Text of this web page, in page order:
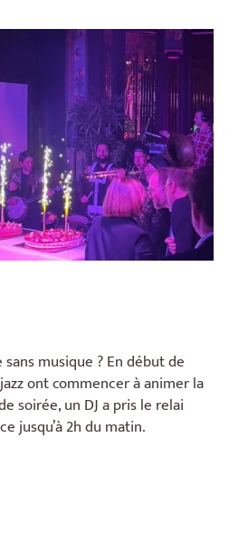
musique ? En début de
ont commencer à animer la
soirée, un DJ a pris le relai
jusqu’à 2h du matin.